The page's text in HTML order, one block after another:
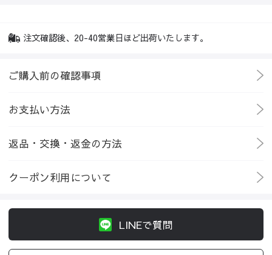
注文確認後、20-40営業日ほど出荷いたします。
ご購入前の確認事項
お支払い方法
返品・交換・返金の方法
クーポン利用について
LINEで質問